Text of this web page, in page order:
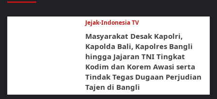
Jejak-Indonesia TV
Masyarakat Desak Kapolri,
Kapolda Bali, Kapolres Bangli
hingga Jajaran TNI Tingkat
Kodim dan Korem Awasi serta
Tindak Tegas Dugaan Perjudian
Tajen di Bangli